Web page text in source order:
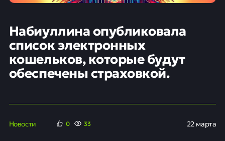
Набиуллина опубликовала
список электронных
кошельков, которые будут
обеспечены страховкой.
Новости 0 33 22 марта